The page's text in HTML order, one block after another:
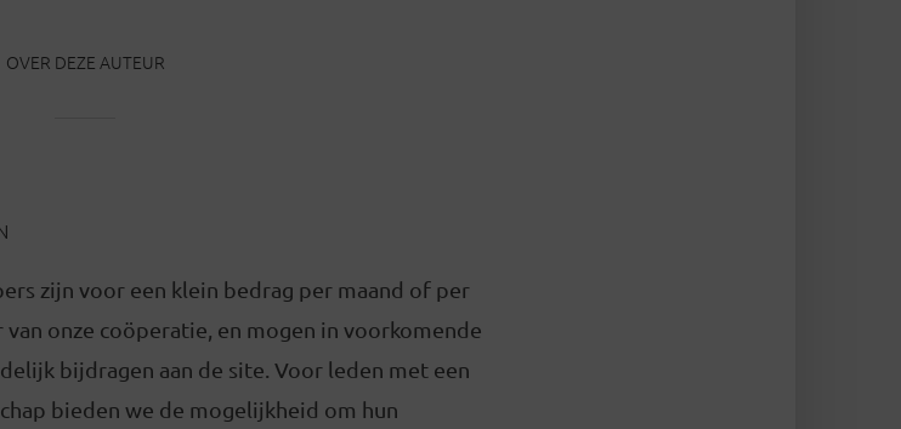
OVER DEZE AUTEUR
zijn voor een klein bedrag per maand of per
van onze coöperatie, en mogen in voorkomende
bijdragen aan de site. Voor leden met een
bieden we de mogelijkheid om hun